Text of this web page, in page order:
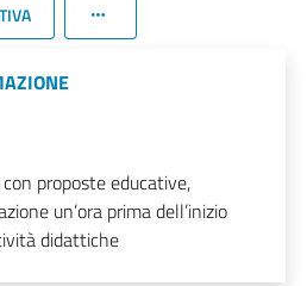
proposte educative,
un’ora prima dell’inizio
didattiche